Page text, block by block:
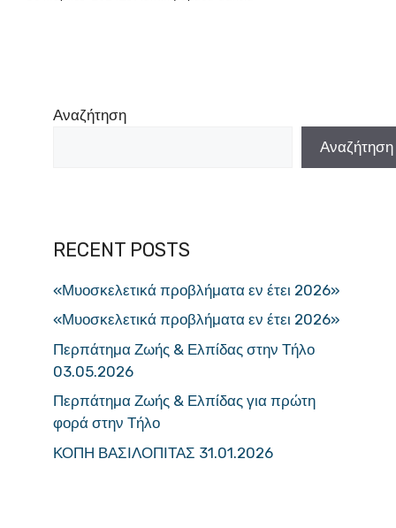
Αναζήτηση
Αναζήτηση
RECENT POSTS
«Μυοσκελετικά προβλήματα εν έτει 2026»
«Μυοσκελετικά προβλήματα εν έτει 2026»
Περπάτημα Ζωής & Ελπίδας στην Τήλο
03.05.2026
Περπάτημα Ζωής & Ελπίδας για πρώτη
φορά στην Τήλο
ΚΟΠΗ ΒΑΣΙΛΟΠΙΤΑΣ 31.01.2026